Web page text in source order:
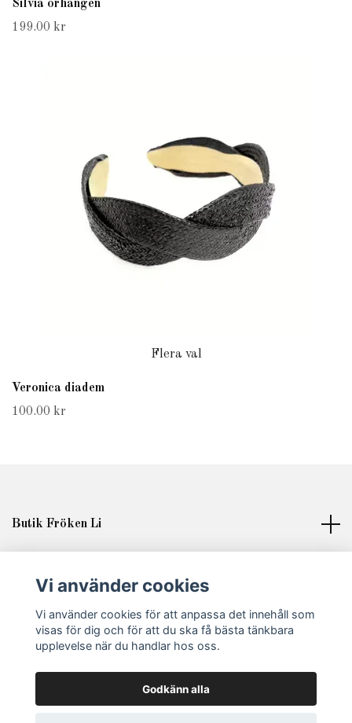
Silvia örhängen
199.00 kr
Flera val
Veronica diadem
100.00 kr
Butik Fröken Li
Sociala medier
Vi använder cookies
Vi använder cookies för att anpassa det innehåll som
visas för dig och för att du ska få bästa tänkbara
upplevelse när du handlar hos oss.
Godkänn alla